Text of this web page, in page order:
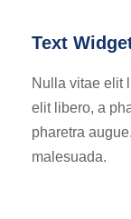
Text
Nulla vitae elit
elit libero, a
pharetra
malesuada.